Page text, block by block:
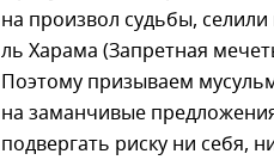
на произвол судьбы,
ль Харама (Запретная
Поэтому призываем
на заманчивые
подвергать риску ни себя,